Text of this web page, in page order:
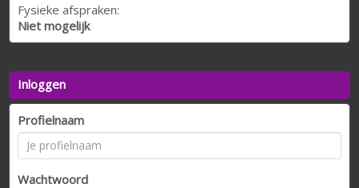
Fysieke afspraken:
Niet mogelijk
Inloggen
Profielnaam
Wachtwoord